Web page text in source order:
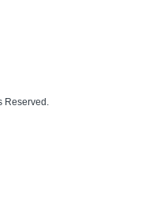
Reserved.